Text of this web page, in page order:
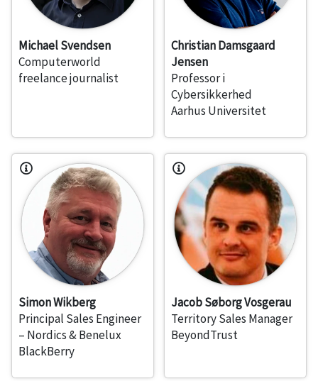
Michael Svendsen
Computerworld
freelance journalist
Christian Damsgaard
Jensen
Professor i
Cybersikkerhed
Aarhus Universitet
Simon Wikberg
Principal Sales Engineer
– Nordics & Benelux
BlackBerry
Jacob Søborg Vosgerau
Territory Sales Manager
BeyondTrust